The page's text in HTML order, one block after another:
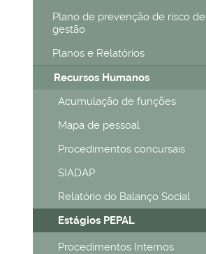
Plano de prevenção de risco de
gestão
Planos e Relatórios
Recursos Humanos
Acumulação de funções
Mapa de pessoal
Procedimentos concursais
SIADAP
Relatório do Balanço Social
Estágios PEPAL
Procedimentos Internos